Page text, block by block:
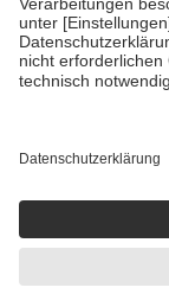
GKV getragen
• empfohlenen
• Harn- und
getroffen, um
https://
Einige Bilder und